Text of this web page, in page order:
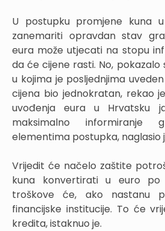
U postupku promjene kuna
zanemariti opravdan stav
eura može utjecati na stopu
da će cijene rasti. No, pokazalo
u kojima je posljednjima
cijena bio jednokratan, rekao
uvođenja eura u Hrvatsku
maksimalno
elementima postupka, naglasio
Vrijedit će načelo zaštite
kuna konvertirati u euro
troškove će, ako nastanu
financijske institucije. To će
kredita, istaknuo je.